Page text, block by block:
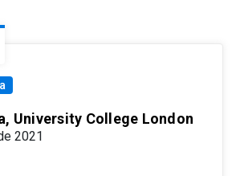
University College London
2021